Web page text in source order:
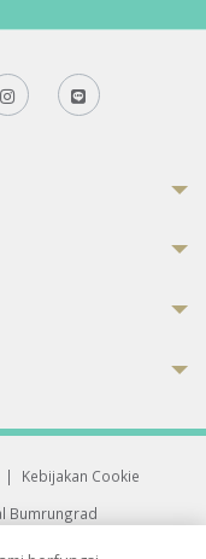
|
Kebijakan Cookie
Bumrungrad